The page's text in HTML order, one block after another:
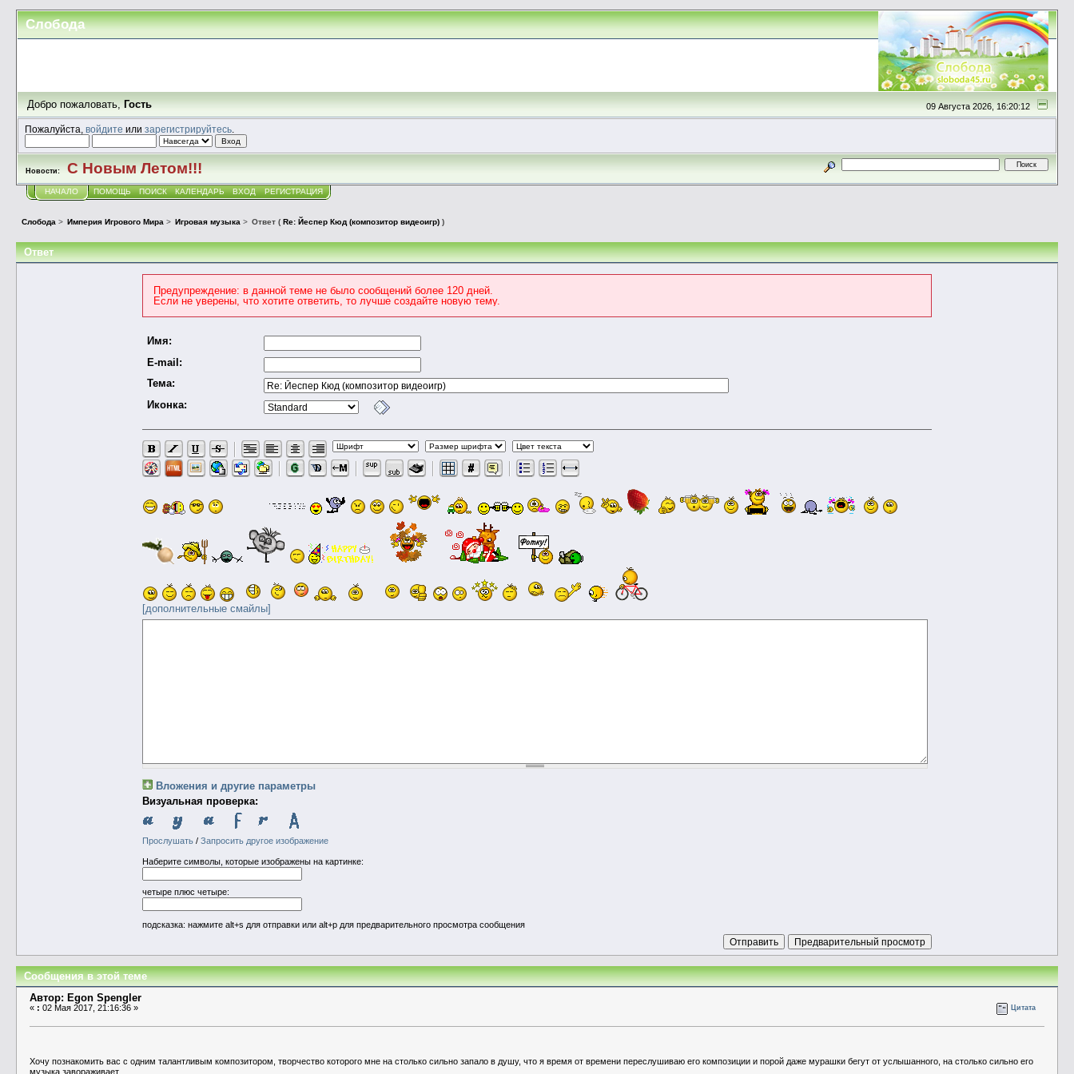
Слобода
09 Августа 2026, 16:20:12
Добро пожаловать,Гость
Пожалуйста,войдите илизарегистрируйтесь
Новости: С Новым Летом!!!
НАЧАЛО ПОМОЩЬ ПОИСК КАЛЕНДАРЬ ВХОД РЕГИСТРАЦИЯ
Слобода > Империя Игрового Мира > Игровая музыка > Ответ (Re: Йеспер Кюд (композитор видеоигр) )
Ответ
Предупреждение: в данной теме не было сообщений более 120 дней.
Если не уверены, что хотите ответить, то лучше создайте новую тему.
Имя:
E-mail:
Тема:
Иконка:
[дополнительные смайлы]
Вложения и другие параметры
Визуальная проверка:
Прослушать/ Запросить другое изображение
Наберите символы, которые изображены на картинке:
четыре плюс четыре:
подсказка: нажмите alt+s для отправки или alt+p для предварительного просмотра сообщения
Сообщения в этой теме
Автор: Egon Spengler
« : 02 Мая 2017, 21:16:36 » Цитата
Хочу познакомить вас с одним талантливым композитором, творчество которого мне на столько сильно запало в душу, что я время от времени переслушиваю его композиции и порой даже мурашки бегут от услышанного, на столько сильно его
музыка завораживает.